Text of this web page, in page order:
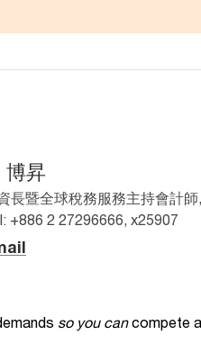
博昇
長暨全球稅務服務主持會計
+886 2 27296666, x25907
so you can compete